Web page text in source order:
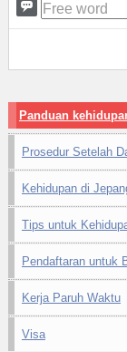
Panduan
Prosedur Setelah
Kehidupan di
Tips untuk
Pendaftaran untuk
Kerja Paruh Waktu
Visa